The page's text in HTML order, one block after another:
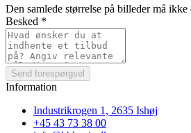
Den samlede størrelse på billeder må ikke
Besked *
Send forespørgsel
Information
Industrikrogen 1, 2635 Ishøj
+45 43 73 38 00